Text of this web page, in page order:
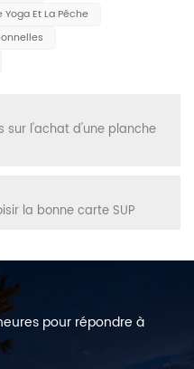
Et La Pêche
sur l'achat d'une planche
la bonne carte SUP
pour répondre à